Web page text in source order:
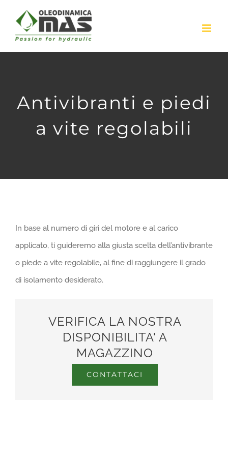
content
Antivibranti e piedi
a vite regolabili
In base al numero di giri del motore e al carico
applicato, ti guideremo alla giusta scelta dell’antivibrante
o piede a vite regolabile, al fine di raggiungere il grado
di isolamento desiderato.
VERIFICA LA NOSTRA
DISPONIBILITA' A
MAGAZZINO
CONTATTACI